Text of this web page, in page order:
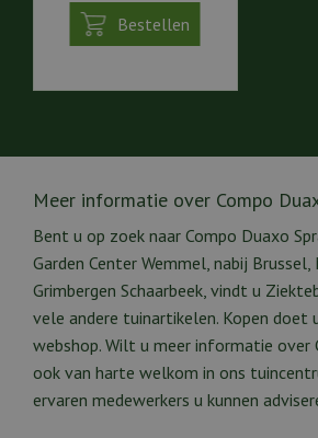
Bestellen
Meer informatie over Compo
Bent u op zoek naar Compo Duaxo
Garden Center Wemmel, nabij
Grimbergen Schaarbeek, vindt u
vele andere tuinartikelen. Kopen doet
webshop. Wilt u meer informatie over
ook van harte welkom in ons
ervaren medewerkers u kunnen